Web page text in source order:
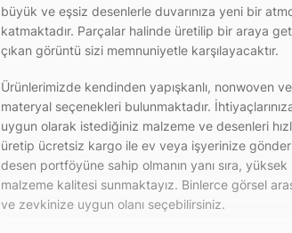
büyük ve eşsiz desenlerle duvarınıza yeni bir
katmaktadır. Parçalar halinde üretilip bir araya
çıkan görüntü sizi memnuniyetle karşılayacaktır.
Ürünlerimizde kendinden yapışkanlı, nonwoven
materyal seçenekleri bulunmaktadır.
uygun olarak istediğiniz malzeme ve desenleri
üretip ücretsiz kargo ile ev veya işyerinize
desen portföyüne sahip olmanın yanı sıra, yüksek
malzeme kalitesi sunmaktayız. Binlerce görsel
ve zevkinize uygun olanı seçebilirsiniz.